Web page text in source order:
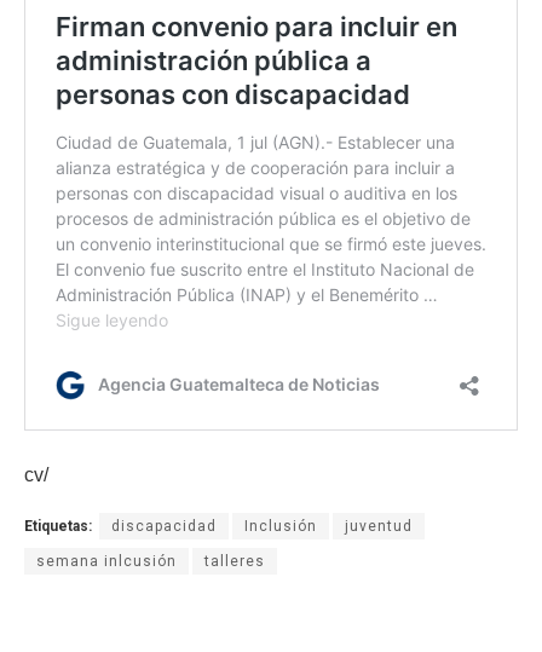
cv/
Etiquetas: discapacidad Inclusión juventud
semana inlcusión talleres